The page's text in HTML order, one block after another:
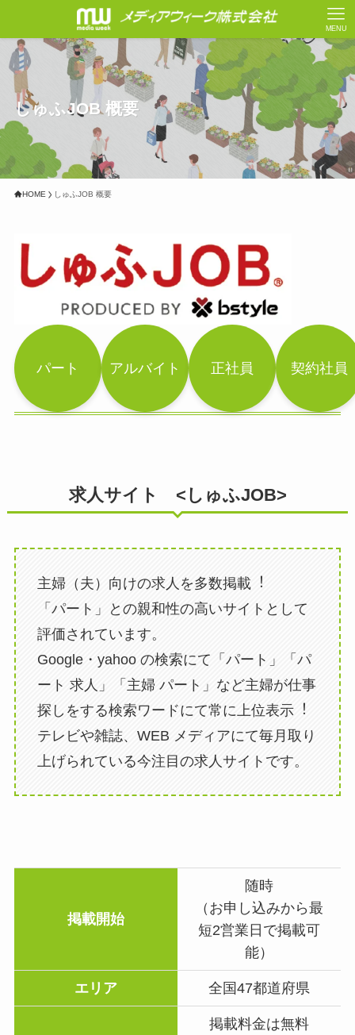
MENU
しゅふJOB 概要
HOME しゅふJOB 概要
パート アルバイト 正社員 契約社員
求人サイト <しゅふJOB>
主婦（夫）向けの求人を多数掲載︕
「パート」との親和性の高いサイトとして
評価されています。
Google・yahoo の検索にて「パート」「パ
ート 求人」「主婦 パート」など主婦が仕事
探しをする検索ワードにて常に上位表示︕
テレビや雑誌、WEB メディアにて毎月取り
上げられている今注目の求人サイトです。
掲載開始
随時
（お申し込みから最
短2営業日で掲載可
能）
エリア 全国47都道府県
掲載料金は無料